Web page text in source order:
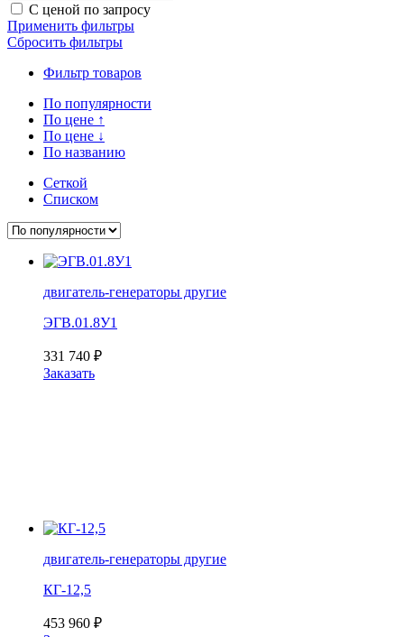
С ценой по запросу
Применить фильтры
Сбросить фильтры
Фильтр товаров
По популярности
По цене ↑
По цене ↓
По названию
Сеткой
Списком
двигатель-генераторы другие
ЭГВ.01.8У1
331 740 ₽
Заказать
двигатель-генераторы другие
КГ-12,5
453 960 ₽